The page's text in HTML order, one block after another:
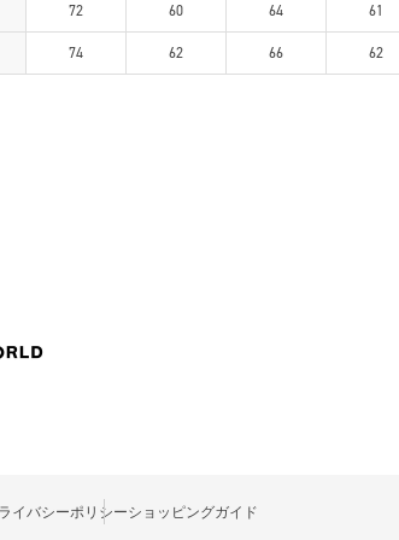
72 60 64 61
74 62 66
62
イバシーポリシーショッピングガイド